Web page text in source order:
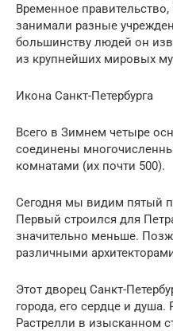
Временное
занимали разные
большинству людей он
из крупнейших мировых
Икона Санкт-Петербурга
Всего в Зимнем четыре
соединены
комнатами (их почти 500).
Сегодня мы видим пятый
Первый строился для
значительно меньше.
различными
Этот дворец Санкт-
города, его сердце и душа.
Растрелли в изысканном